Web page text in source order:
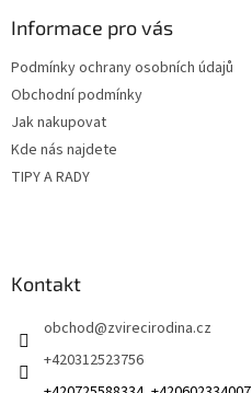
Informace pro vás
Podmínky ochrany osobních údajů
Obchodní podmínky
Jak nakupovat
Kde nás najdete
TIPY A RADY
Kontakt
obchod@zvirecirodina.cz
+420312523756